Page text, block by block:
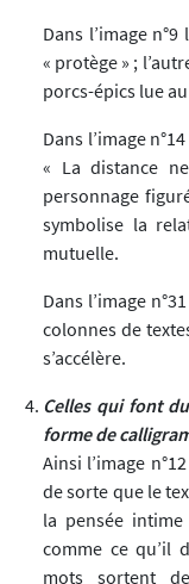
Dans l’image
« protège » ;
porcs-épics lue
Dans l’image
« La distance
personnage
symbolise la
mutuelle.
Dans l’image
colonnes de
s’accélère.
Celles qui font
forme de
Ainsi l’image
de sorte que le
la pensée
comme ce qu’il
mots sortent